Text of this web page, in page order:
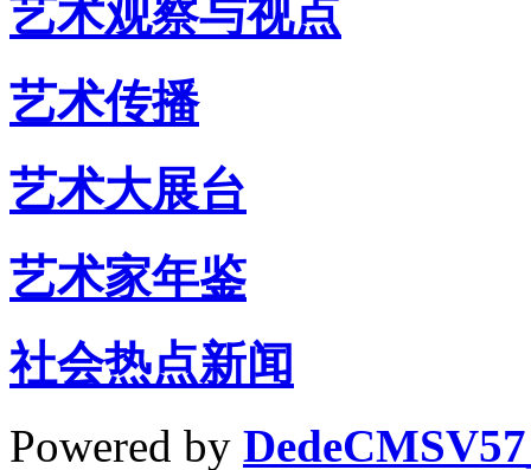
艺术观察与视点
艺术传播
艺术大展台
艺术家年鉴
社会热点新闻
Powered by